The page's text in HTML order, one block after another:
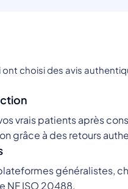
ont choisi des avis
vrais patients après
grâce à des retours
généralistes,
NF ISO 20488.